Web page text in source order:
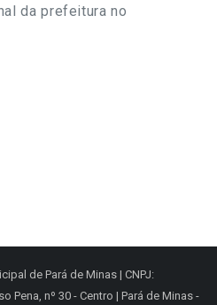
da prefeitura no
de Pará de Minas | CNPJ:
Pena, nº 30 - Centro | Pará de Minas -